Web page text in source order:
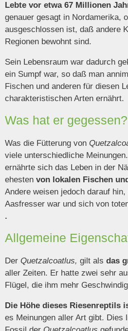
Lebte vor etwa 67 Millionen
genauer gesagt in Nordamerika,
ausgeschlossen ist, daß andere
Regionen bewohnt sind.
Sein Lebensraum war dadurch
ein Sumpf war, so daß man
Fischen und anderen für diesen
charakteristischen Arten ernährt.
Was hat er gegessen?
Was die Fütterung von
viele unterschiedliche
ernährte sich das Leben in der
ehesten von lokalen Fischen
Andere weisen jedoch darauf
Aasfresser war und sich von
.
Allgemeine
Der Quetzalcoatlus, gilt als das
aller Zeiten. Er hatte zwei sehr
Flügel, die ihm mehr
Die Höhe dieses Riesenreptils
es Meinungen aller Art gibt. Dies